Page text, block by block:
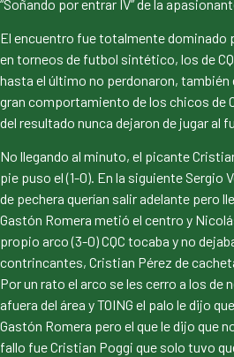
“Soñando por entrar IV” de la
El encuentro fue totalmente dominado
en torneos de futbol sintético, los de
hasta el último no perdonaron, también
gran comportamiento de los chicos de
del resultado nunca dejaron de jugar al
No llegando al minuto, el picante
pie puso el (1-0). En la siguiente Sergio
de pechera querían salir adelante pero
Gastón Romera metió el centro y
propio arco (3-0) CQC tocaba y no
contrincantes, Cristian Pérez de
Por un rato el arco se les cerro a los de
afuera del área y TOING el palo le dijo
Gastón Romera pero el que le dijo que
fallo fue Cristian Poggi que solo tuvo